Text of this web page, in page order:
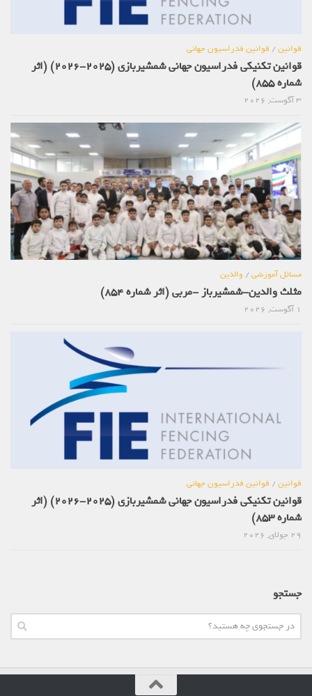
قوانین/ قوانین فدراسیون جهانی
قوانین تکنیکی فدراسیون جهانی شمشیربازی (2025-2026) (اثر
شماره 855)
3 آگوست, 2026
مسائل آموزشی/ والدین
مثلث والدین-شمشیرباز -مربی (اثر شماره 854)
1 آگوست, 2026
قوانین/ قوانین فدراسیون جهانی
قوانین تکنیکی فدراسیون جهانی شمشیربازی (2025-2026) (اثر
شماره 853)
29 جولای, 2026
جستجو